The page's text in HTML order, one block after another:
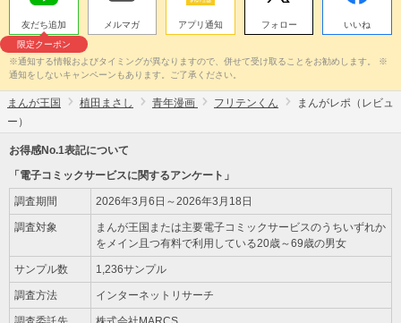
友だち追加
限定クーポン
メルマガ アプリ通知 フォロー いいね
※通知する情報およびタイミングが異なりますので、併せて受け取ることをお勧めします。 ※
通知をしないキャンペーンもあります。ご了承ください。
まんが王国 植田まさし 青年漫画 フリテンくん
まんがレポ（レビュ
ー）
お得感No.1表記について
「電子コミックサービスに関するアンケート」
調査期間 2026年3月6日～2026年3月18日
調査対象
まんが王国または主要電子コミックサービスのうちいずれか
をメイン且つ有料で利用している20歳～69歳の男女
サンプル数 1,236サンプル
調査方法 インターネットリサーチ